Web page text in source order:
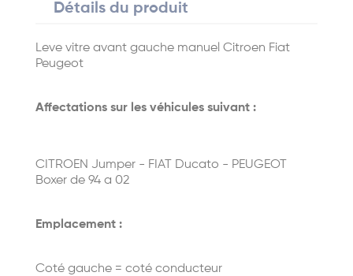
Détails du produit
Leve vitre avant gauche manuel Citroen Fiat
Peugeot
Affectations sur les véhicules suivant :
CITROEN Jumper - FIAT Ducato - PEUGEOT
Boxer de 94 a 02
Emplacement :
Coté gauche = coté conducteur